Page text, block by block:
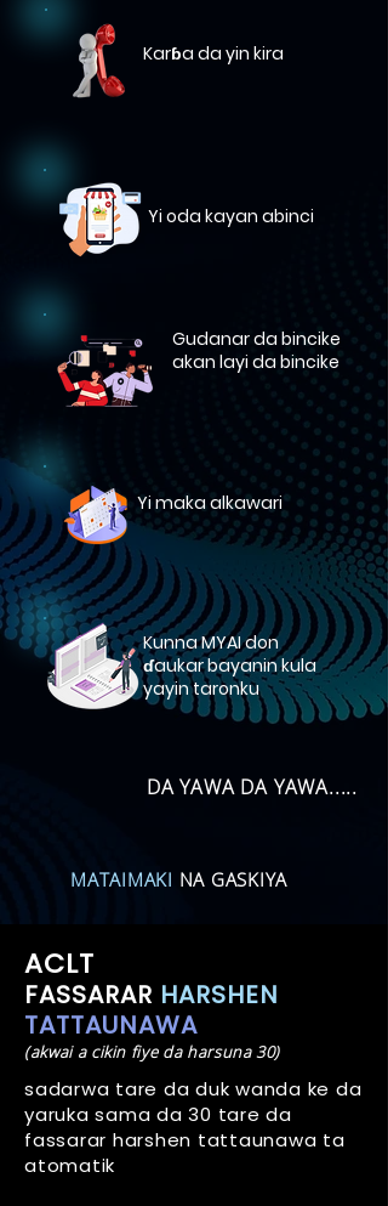
Karɓa da yin kira
Yi oda kayan abinci
Gudanar da bincike
akan layi da bincike
Yi maka alkawari
Kunna MYAI don
ɗaukar bayanin kula
yayin taronku
DA YAWA DA YAWA.....
MATAIMAKI NA GASKIYA
ACLT
FASSARAR HARSHEN
TATTAUNAWA
(akwai a cikin fiye da harsuna 30)
sadarwa tare da duk wanda ke da
yaruka sama da 30 tare da
fassarar harshen tattaunawa ta
atomatik